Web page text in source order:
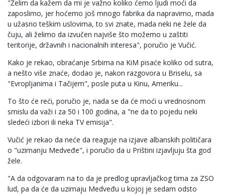
"Želim da kažem da mi je važno koliko ćemo ljudi moći da
zaposlimo, jer hoćemo još mnogo fabrika da napravimo, mada
u užasno teškim uslovima, to svi znate, mada neki ne žele da
čuju, ali želimo da izvučen najviše što možemo u zaštiti
teritorije, državnih i nacionalnih interesa", poručio je Vučić.
Kako je rekao, obraćanje Srbima na KiM pisaće koliko od sutra,
a nešto više znaće, dodao je, nakon razgovora u Briselu, sa
"Evropljanima i Tačijem", posle puta u Kinu, Ameriku...
To što će reći, poručio je, nada se da će moći u vrednosnom
smislu da važi i za 50 i 100 godina, a "ne da to pojedu neki
sledeći izbori ili neka TV emisija".
Vučić je rekao da neće da reaguje na izjave albanskih političara
o "uzimanju Medveđe", i poručio da u Prištini izjavljuju šta god
žele.
"A da odgovaram na to da je predlog upravljačkog tima za ZSO
lud, pa da će da uzimaju Medveđu u kojoj je sedam odsto